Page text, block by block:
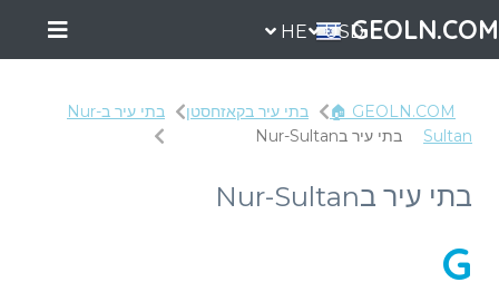
GEOLN.COM
HE USD
GEOLN.COM 🏠 בתי עיר בקאזחסטן
בתי עיר בNur-
Sultan
בתי עיר בNur-Sultan
בתי עיר בNur-Sultan
G